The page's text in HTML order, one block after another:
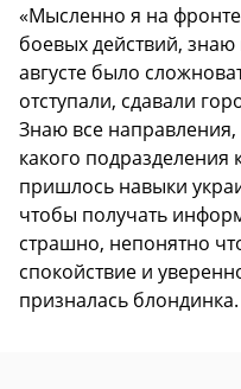
«Мысленно я на
боевых действий,
августе было
отступали, сдавали
Знаю все направления,
какого
пришлось навыки
чтобы получать
страшно, непонятно
спокойствие и
призналась блондинка.